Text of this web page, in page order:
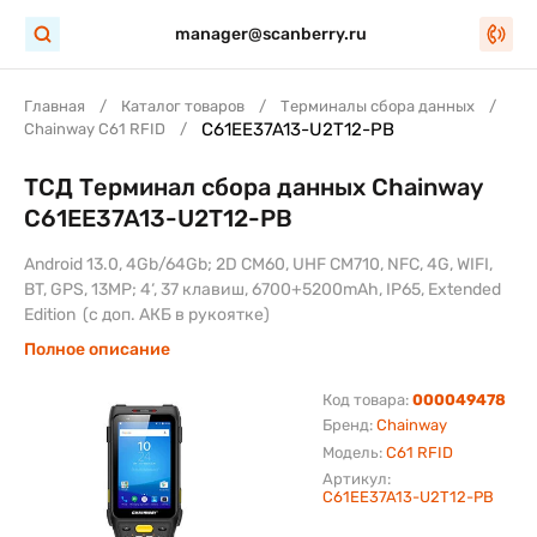
manager@scanberry.ru
Главная Каталог товаров
Терминалы сбора данных
Chainway C61 RFID
C61EE37A13-U2T12-PB
Бренд: Chainway
Модель: C61 RFID
Код товара: 000049478
Артикул:
C61EE37A13-U2T12-PB
ТСД Терминал сбора данных Chainway
C61EE37A13-U2T12-PB
Android 13.0, 4Gb/64Gb; 2D CM60, UHF CM710, NFC, 4G, WIFI,
BT, GPS, 13MP; 4‘, 37 клавиш, 6700+5200mAh, IP65, Extended
Edition (с доп. АКБ в рукоятке)
Полное описание